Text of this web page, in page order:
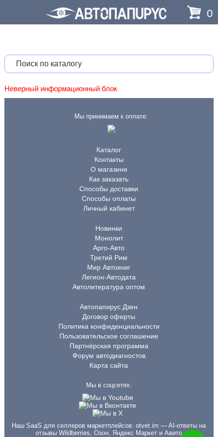
0
Неверный информационный блок
Мы принимаем к оплате:
Каталог
Контакты
О магазине
Как заказать
Способы доставки
Способы оплаты
Личный кабинет
Новинки
Монолит
Арго-Авто
Третий Рим
Мир Автокниг
Легион-Автодата
Автолитература оптом
Автопапирус.Дзен
Договор оферты
Политика конфиденциальности
Пользовательское соглашение
Партнёрская программа
Форум автодиагностов
Карта сайта
Мы в соцсетях:
Наш SaaS для селлеров маркетплейсов:otvet.im — AI-ответы на
отзывы Wildberries, Озон, Яндекс Маркет и Авито